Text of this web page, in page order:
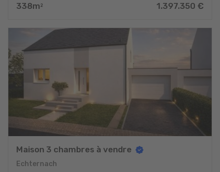
338m 2 1.397.350 €
Maison 3 chambres à vendre
Echternach